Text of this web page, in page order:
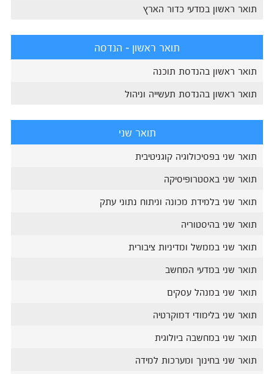
תואר ראשון במדעי כדור הארץ
תואר ראשון - הנדסה
תואר ראשון בהנדסת תוכנה
תואר ראשון בהנדסת תעשייה וניהול
תואר שני
תואר שני בפסיכולוגיה קוגניטיבית
תואר שני באסטרופיסיקה
תואר שני בלמידת מכונה וניתוח נתוני עתק
תואר שני בהיסטוריה
תואר שני בממשל ומדיניות ציבורית
תואר שני במדעי המחשב
תואר שני במנהל עסקים
תואר שני בלימודי דמוקרטיה
תואר שני במחשבה ביולוגית
תואר שני בחינוך ומערכות למידה